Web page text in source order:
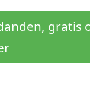
gratis